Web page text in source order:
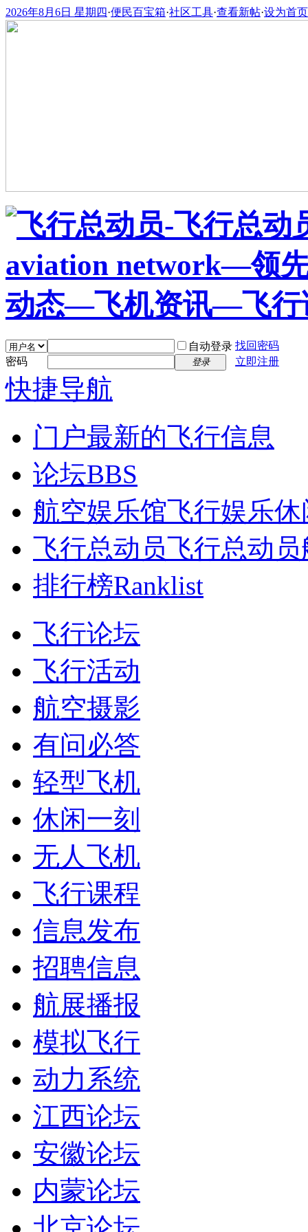
2026年8月6日 星期四·便民百宝箱·社区工具·查看新帖·设为首页
自动登录 找回密码
密码
登录 立即注册
快捷导航
门户最新的飞行信息
论坛BBS
航空娱乐馆飞行娱乐
飞行总动员飞行总动
排行榜Ranklist
飞行论坛
飞行活动
航空摄影
有问必答
轻型飞机
休闲一刻
无人飞机
飞行课程
信息发布
招聘信息
航展播报
模拟飞行
动力系统
江西论坛
安徽论坛
内蒙论坛